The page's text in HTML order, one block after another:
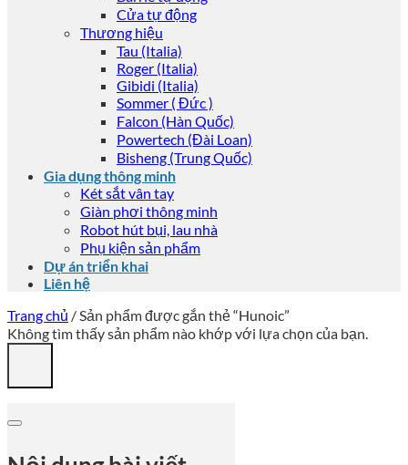
Cửa tự động
Thương hiệu
Tau (Italia)
Roger (Italia)
Gibidi (Italia)
Sommer ( Đức )
Falcon (Hàn Quốc)
Powertech (Đài Loan)
Bisheng (Trung Quốc)
Gia dụng thông minh
Két sắt vân tay
Giàn phơi thông minh
Robot hút bụi, lau nhà
Phụ kiện sản phẩm
Dự án triển khai
Liên hệ
Trang chủ /Sản phẩm được gắn thẻ “Hunoic”
Không tìm thấy sản phẩm nào khớp với lựa chọn của bạn.